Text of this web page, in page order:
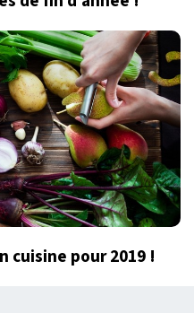
cuisine pour 2019 !